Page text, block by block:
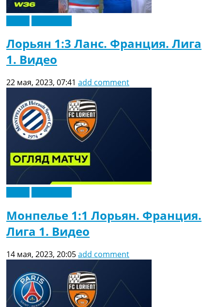
Лорьян 1:3 Ланс. Франция. Лига
1. Видео
22 мая, 2023, 07:41 add comment
Монпелье 1:1 Лорьян. Франция.
Лига 1. Видео
14 мая, 2023, 20:05add comment